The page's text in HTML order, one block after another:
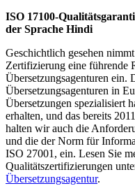
ISO 17100-
der Sprache Hindi
Geschichtlich gesehen
Zertifizierung eine führende
Übersetzungsagenturen ein.
Übersetzungsagenturen in
Übersetzungen spezialisiert
erhalten, und das bereits
halten wir auch die
und die der Norm für
ISO 27001, ein. Lesen Sie
Qualitätszertifizierungen
Übersetzungsagentur.